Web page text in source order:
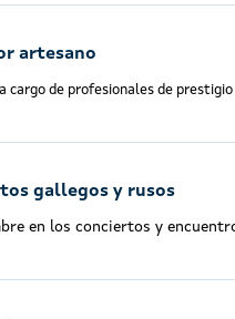
artesano
cargo de profesionales de prestigio
gallegos y rusos
en los conciertos y